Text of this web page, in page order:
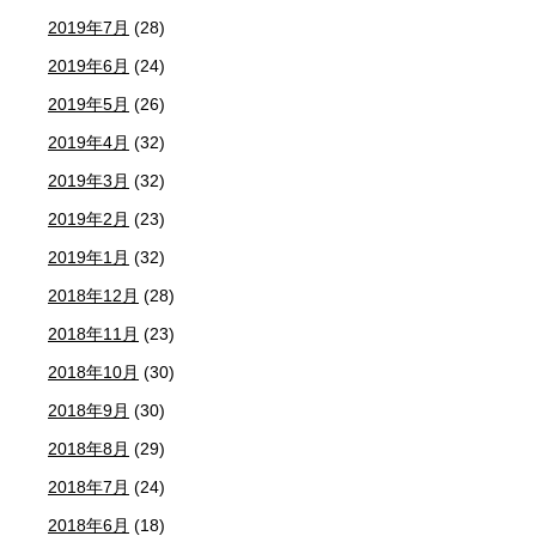
2019年7月 (28)
2019年6月 (24)
2019年5月 (26)
2019年4月 (32)
2019年3月 (32)
2019年2月 (23)
2019年1月 (32)
2018年12月 (28)
2018年11月 (23)
2018年10月 (30)
2018年9月 (30)
2018年8月 (29)
2018年7月 (24)
2018年6月 (18)